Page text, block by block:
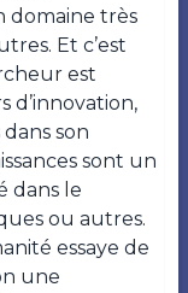
domaine très
Et c’est
est
d’innovation,
son
sont un
dans le
ou autres.
essaye de
une